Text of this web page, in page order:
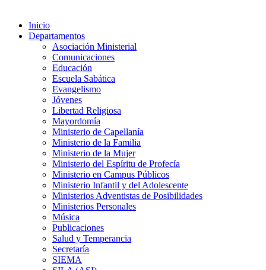
Inicio
Departamentos
Asociación Ministerial
Comunicaciones
Educación
Escuela Sabática
Evangelismo
Jóvenes
Libertad Religiosa
Mayordomía
Ministerio de Capellanía
Ministerio de la Familia
Ministerio de la Mujer
Ministerio del Espíritu de Profecía
Ministerio en Campus Públicos
Ministerio Infantil y del Adolescente
Ministerios Adventistas de Posibilidades
Ministerios Personales
Música
Publicaciones
Salud y Temperancia
Secretaría
SIEMA